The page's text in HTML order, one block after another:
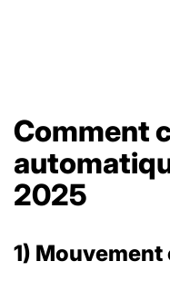
Comment
2025
1)